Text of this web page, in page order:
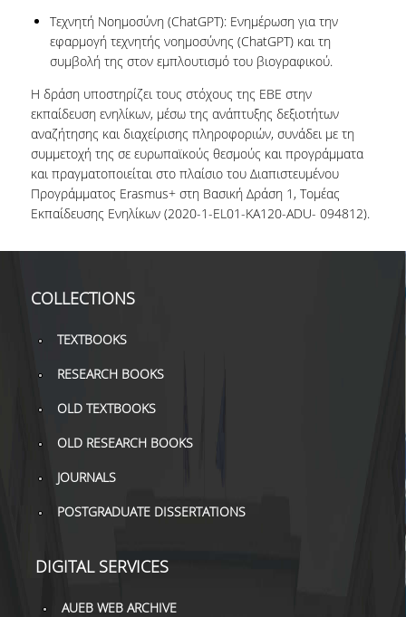
GOOGLE SCHOLAR
MICROSOFT ACADEMIC
INCITES JOURNAL
CITATION REPORTS
AUEB WEB ARCHIVE
SYNERGIES
Τεχνητή Νοημοσύνη (ChatGPT): Ενημέρωση για την
εφαρμογή τεχνητής νοημοσύνης (ChatGPT) και τη
συμβολή της στον εμπλουτισμό του βιογραφικού.
Η δράση υποστηρίζει τους στόχους της ΕΒΕ στην
εκπαίδευση ενηλίκων, μέσω της ανάπτυξης δεξιοτήτων
αναζήτησης και διαχείρισης πληροφοριών, συνάδει με τη
συμμετοχή της σε ευρωπαϊκούς θεσμούς και προγράμματα
και πραγματοποιείται στο πλαίσιο του Διαπιστευμένου
Προγράμματος Erasmus+ στη Βασική Δράση 1, Τομέας
Εκπαίδευσης Ενηλίκων (2020-1-EL01-KA120-ADU- 094812).
COLLECTIONS
TEXTBOOKS
RESEARCH BOOKS
OLD TEXTBOOKS
OLD RESEARCH BOOKS
JOURNALS
POSTGRADUATE DISSERTATIONS
DIGITAL SERVICES
AUEB WEB ARCHIVE